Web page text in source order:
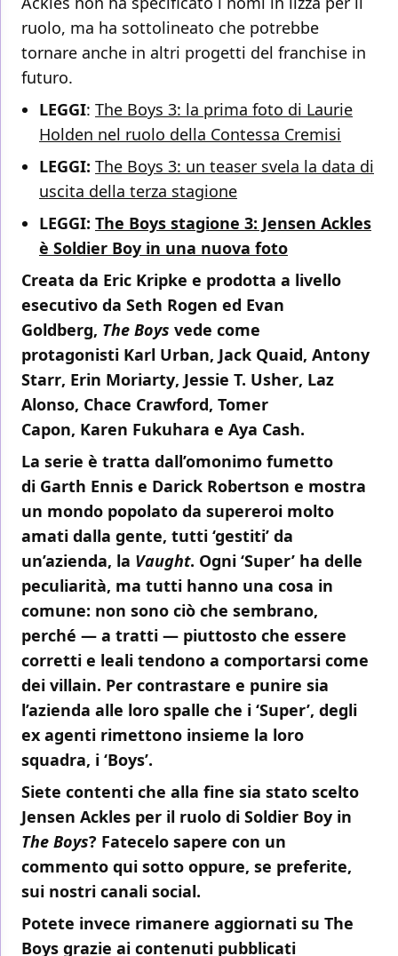
ruolo, ma ha sottolineato che potrebbe
tornare anche in altri progetti del franchise in
futuro.
LEGGI: The Boys 3: la prima foto di Laurie
Holden nel ruolo della Contessa Cremisi
LEGGI: The Boys 3: un teaser svela la data di
uscita della terza stagione
LEGGI: The Boys stagione 3: Jensen Ackles
è Soldier Boy in una nuova foto
Creata da Eric Kripke e prodotta a livello
esecutivo da Seth Rogen ed Evan
Goldberg, The Boys vede come
protagonisti Karl Urban, Jack Quaid, Antony
Starr, Erin Moriarty, Jessie T. Usher, Laz
Alonso, Chace Crawford, Tomer
Capon, Karen Fukuhara e Aya Cash.
La serie è tratta dall’omonimo fumetto
di Garth Ennis e Darick Robertson e mostra
un mondo popolato da supereroi molto
amati dalla gente, tutti ‘gestiti’ da
un’azienda, la Vaught. Ogni ‘Super’ ha delle
peculiarità, ma tutti hanno una cosa in
comune: non sono ciò che sembrano,
perché — a tratti — piuttosto che essere
corretti e leali tendono a comportarsi come
dei villain. Per contrastare e punire sia
l’azienda alle loro spalle che i ‘Super’, degli
ex agenti rimettono insieme la loro
squadra, i ‘Boys’.
Siete contenti che alla fine sia stato scelto
Jensen Ackles per il ruolo di Soldier Boy in
The Boys? Fatecelo sapere con un
commento qui sotto oppure, se preferite,
sui nostri canali social.
Potete invece rimanere aggiornati su The
Boys grazie ai contenuti pubblicati